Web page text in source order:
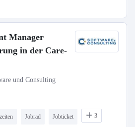
Manager
in der Care-
und Consulting
Jobrad Jobticket 3